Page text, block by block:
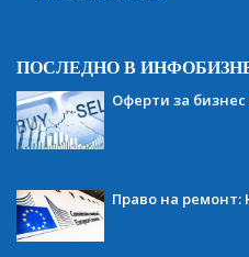
ПОСЛЕДНО В
Оферти за
Право на ремонт: